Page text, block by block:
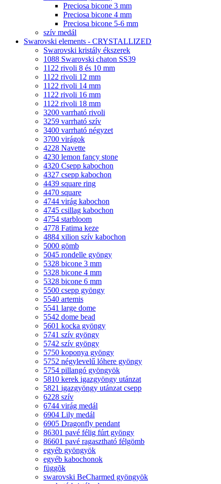
Preciosa bicone 3 mm
Preciosa bicone 4 mm
Preciosa bicone 5-6 mm
szív medál
Swarovski elements - CRYSTALLIZED
Swarovski kristály ékszerek
1088 Swarovski chaton SS39
1122 rivoli 8 és 10 mm
1122 rivoli 12 mm
1122 rivoli 14 mm
1122 rivoli 16 mm
1122 rivoli 18 mm
3200 varrható rivoli
3259 varrható szív
3400 varrható négyzet
3700 virágok
4228 Navette
4230 lemon fancy stone
4320 Csepp kabochon
4327 csepp kabochon
4439 square ring
4470 square
4744 virág kabochon
4745 csillag kabochon
4754 starbloom
4778 Fatima keze
4884 xilion szív kabochon
5000 gömb
5045 rondelle gyöngy
5328 bicone 3 mm
5328 bicone 4 mm
5328 bicone 6 mm
5500 csepp gyöngy
5540 artemis
5541 large dome
5542 dome bead
5601 kocka gyöngy
5741 szív gyöngy
5742 szív gyöngy
5750 koponya gyöngy
5752 négylevelű lóhere gyöngy
5754 pillangó gyöngyök
5810 kerek igazgyöngy utánzat
5821 igazgyöngy utánzat csepp
6228 szív
6744 virág medál
6904 Lily medál
6905 Dragonfly pendant
86301 pavé félig fúrt gyöngy
86601 pavé ragasztható félgömb
egyéb gyöngyök
egyéb kabochonok
függõk
swarovski BeCharmed gyöngyök